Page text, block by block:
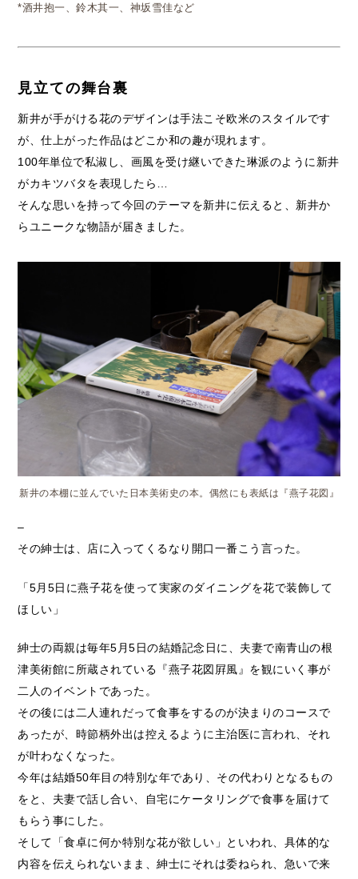
*酒井抱一、鈴木其一、神坂雪佳など
見立ての舞台裏
新井が手がける花のデザインは手法こそ欧米のスタイルです
が、仕上がった作品はどこか和の趣が現れます。
100年単位で私淑し、画風を受け継いできた琳派のように新井
がカキツバタを表現したら…
そんな思いを持って今回のテーマを新井に伝えると、新井か
らユニークな物語が届きました。
新井の本棚に並んでいた日本美術史の本。偶然にも表紙は『燕子花図』
–
その紳士は、店に入ってくるなり開口一番こう言った。
「5月5日に燕子花を使って実家のダイニングを花で装飾して
ほしい」
紳士の両親は毎年5月5日の結婚記念日に、夫妻で南青山の根
津美術館に所蔵されている『燕子花図屛風』を観にいく事が
二人のイベントであった。
その後には二人連れだって食事をするのが決まりのコースで
あったが、時節柄外出は控えるように主治医に言われ、それ
が叶わなくなった。
今年は結婚50年目の特別な年であり、その代わりとなるもの
をと、夫妻で話し合い、自宅にケータリングで食事を届けて
もらう事にした。
そして「食卓に何か特別な花が欲しい」といわれ、具体的な
内容を伝えられないまま、紳士にそれは委ねられ、急いで来